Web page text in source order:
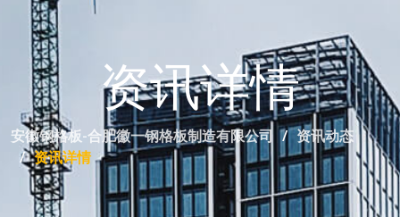
资讯详情
安徽钢格板-合肥徽一钢格板制造有限公司
资讯动态
资讯详情